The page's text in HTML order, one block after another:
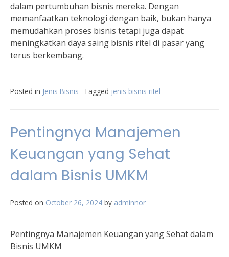
dalam pertumbuhan bisnis mereka. Dengan
memanfaatkan teknologi dengan baik, bukan hanya
memudahkan proses bisnis tetapi juga dapat
meningkatkan daya saing bisnis ritel di pasar yang
terus berkembang.
Posted in Jenis Bisnis Tagged jenis bisnis ritel
Pentingnya Manajemen
Keuangan yang Sehat
dalam Bisnis UMKM
Posted on October 26, 2024 by adminnor
Pentingnya Manajemen Keuangan yang Sehat dalam
Bisnis UMKM